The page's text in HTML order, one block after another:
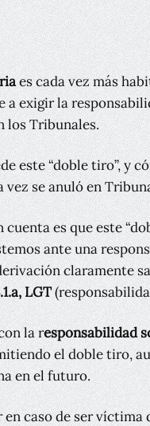
es cada vez más
exigir la
los Tribunales.
este “doble tiro”, y
vez se anuló en
es que este
ante una
claramente
LGT
la responsabilidad
el doble tiro,
en el futuro.
caso de ser